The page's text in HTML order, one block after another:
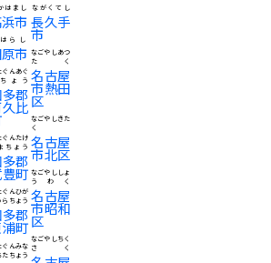
市
はまし
市
らし
郡
比
ぐんあぐ
ょう
郡
町
ぐんたけ
ちょう
郡
町
ぐんひが
らちょう
ぐんみな
たちょう
長久手
市
ながくてし
名古屋
市熱田
区
なごやしあつ
たく
名古屋
市北区
なごやしきた
く
名古屋
市昭和
区
なごやししょ
うわく
なごやしちく
さく